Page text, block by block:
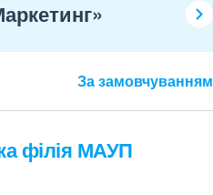
За замовчуванням
філія МАУП